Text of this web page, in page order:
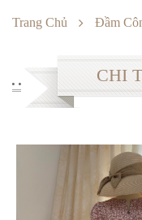
THÔNG TIN
Chế độ bảo hành
Chuyển khoản
Cách giặt ủi
Đổi hàng
Thông số Size
Trang Chủ Đầm
CHI